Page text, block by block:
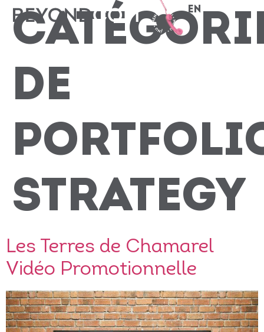
EN
DE
STRATEGY
Les Terres de Chamarel
Vidéo Promotionnelle